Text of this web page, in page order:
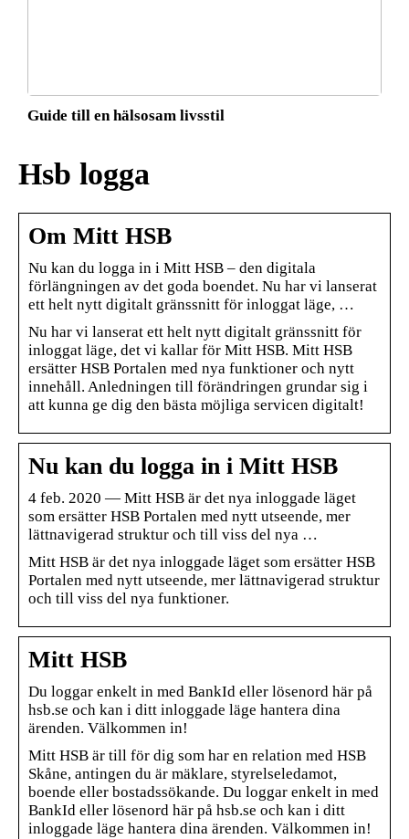
Guide till en hälsosam livsstil
Hsb logga
Om Mitt HSB
Nu kan du logga in i Mitt HSB – den digitala
förlängningen av det goda boendet. Nu har vi lanserat
ett helt nytt digitalt gränssnitt för inloggat läge, …
Nu har vi lanserat ett helt nytt digitalt gränssnitt för
inloggat läge, det vi kallar för Mitt HSB. Mitt HSB
ersätter HSB Portalen med nya funktioner och nytt
innehåll. Anledningen till förändringen grundar sig i
att kunna ge dig den bästa möjliga servicen digitalt!
Nu kan du logga in i Mitt HSB
4 feb. 2020 — Mitt HSB är det nya inloggade läget
som ersätter HSB Portalen med nytt utseende, mer
lättnavigerad struktur och till viss del nya …
Mitt HSB är det nya inloggade läget som ersätter HSB
Portalen med nytt utseende, mer lättnavigerad struktur
och till viss del nya funktioner.
Mitt HSB
Du loggar enkelt in med BankId eller lösenord här på
hsb.se och kan i ditt inloggade läge hantera dina
ärenden. Välkommen in!
Mitt HSB är till för dig som har en relation med HSB
Skåne, antingen du är mäklare, styrelseledamot,
boende eller bostadssökande. Du loggar enkelt in med
BankId eller lösenord här på hsb.se och kan i ditt
inloggade läge hantera dina ärenden. Välkommen in!